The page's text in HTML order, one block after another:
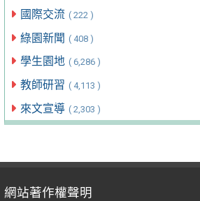
國際交流 ( 222 )
綠園新聞 ( 408 )
學生園地 ( 6,286 )
教師研習 ( 4,113 )
來文宣導 ( 2,303 )
網站著作權聲明